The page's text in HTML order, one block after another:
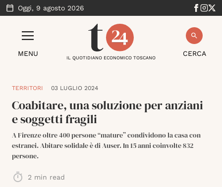
Oggi, 9 agosto 2026
MENU CERCA
IL QUOTIDIANO ECONOMICO TOSCANO
TERRITORI 03 LUGLIO 2024
Coabitare, una soluzione per anziani
e soggetti fragili
A Firenze oltre 400 persone “mature” condividono la casa con
estranei. Abitare solidale è di Auser. In 15 anni coinvolte 832
persone.
2 min read